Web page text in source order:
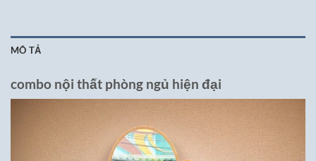
MÔ TẢ
combo nội thất phòng ngủ hiện đại